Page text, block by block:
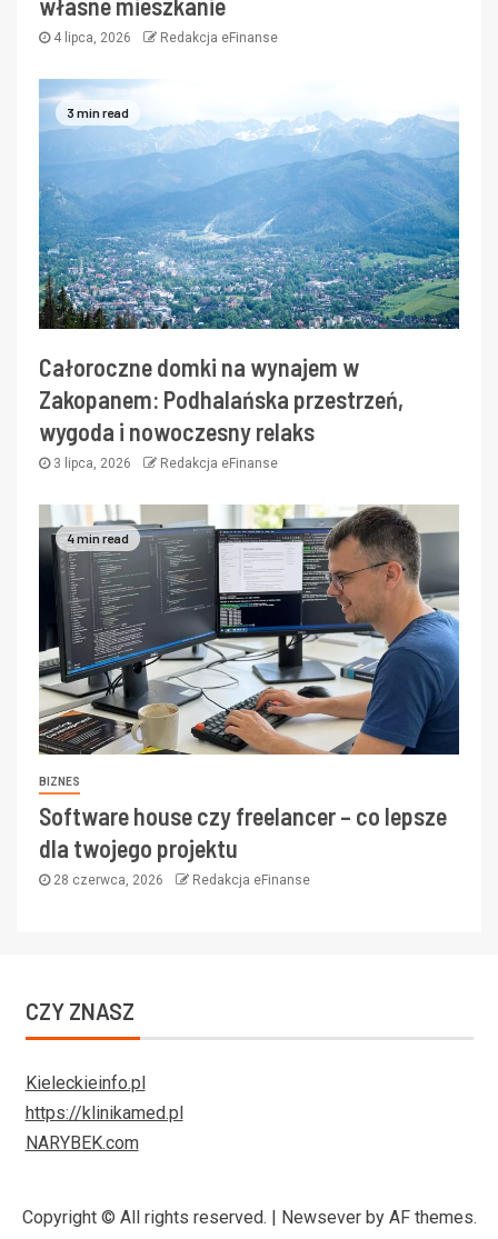
4 lipca, 2026 Redakcja eFinanse
3 min read
Całoroczne domki na wynajem w
Zakopanem: Podhalańska przestrzeń,
wygoda i nowoczesny relaks
3 lipca, 2026 Redakcja eFinanse
4 min read
BIZNES
Software house czy freelancer – co lepsze
dla twojego projektu
28 czerwca, 2026 Redakcja eFinanse
CZY ZNASZ
Kieleckieinfo.pl
https://klinikamed.pl
NARYBEK.com
Copyright © All rights reserved. | Newseverby AF themes.